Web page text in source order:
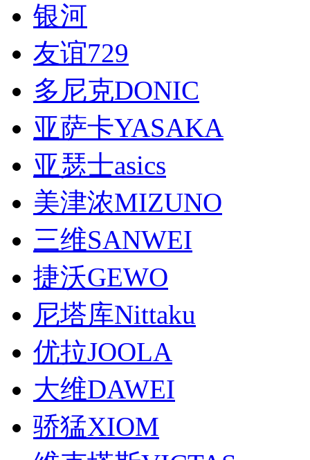
银河
友谊729
多尼克DONIC
亚萨卡YASAKA
亚瑟士asics
美津浓MIZUNO
三维SANWEI
捷沃GEWO
尼塔库Nittaku
优拉JOOLA
大维DAWEI
骄猛XIOM